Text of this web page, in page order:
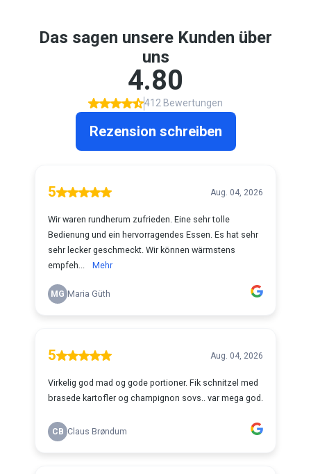
Das sagen unsere Kunden über
uns
4.80
412 Bewertungen
Rezension schreiben
5 Aug. 04, 2026
Wir waren rundherum zufrieden. Eine sehr tolle
Bedienung und ein hervorragendes Essen. Es hat sehr
sehr lecker geschmeckt. Wir können wärmstens
empfeh...
Mehr
MG Maria Güth
5 Aug. 04, 2026
Virkelig god mad og gode portioner. Fik schnitzel med
brasede kartofler og champignon sovs.. var mega god.
CB Claus Brøndum